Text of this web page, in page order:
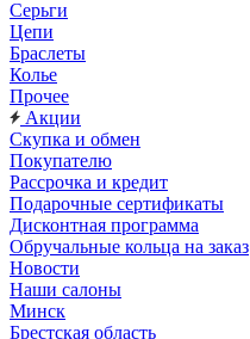
Серьги
Цепи
Браслеты
Колье
Прочее
Акции
Скупка и обмен
Покупателю
Рассрочка и кредит
Подарочные сертификаты
Дисконтная программа
Обручальные кольца на заказ
Новости
Наши салоны
Минск
Брестская область